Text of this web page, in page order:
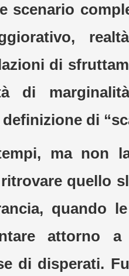
scenario
di
di
di
ma non
quello
quando
attorno
di disperati.